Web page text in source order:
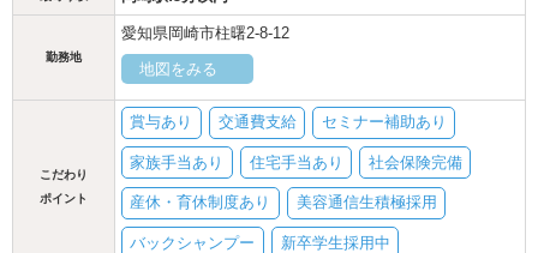
勤務地
愛知県岡崎市柱曙2-8-12
地図をみる
こだわり
ポイント
賞与あり 交通費支給 セミナー補助あり
家族手当あり 住宅手当あり 社会保険完備
産休・育休制度あり 美容通信生積極採用
バックシャンプー 新卒学生採用中